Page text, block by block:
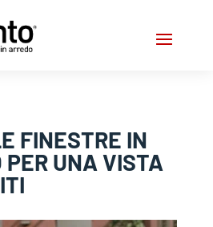
FINESTRE IN
UNA VISTA